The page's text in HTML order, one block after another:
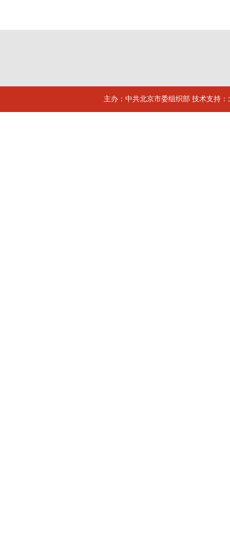
主办：中共北京市委组织部 技术支持